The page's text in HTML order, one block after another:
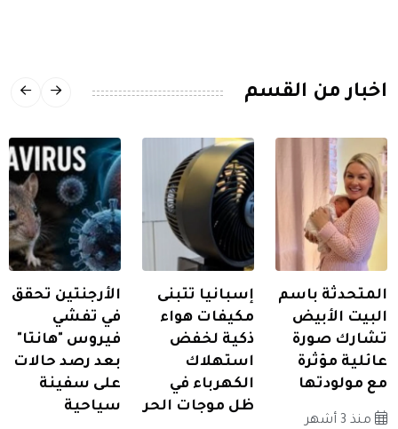
اخبار من القسم
المتحدثة باسم
البيت الأبيض
تشارك صورة
عائلية مؤثرة
مع مولودتها
منذ 3 أشهر
إسبانيا تتبنى
مكيفات هواء
ذكية لخفض
استهلاك
الكهرباء في
ظل موجات الحر
الأرجنتين تحقق
في تفشي
فيروس "هانتا"
بعد رصد حالات
على سفينة
سياحية